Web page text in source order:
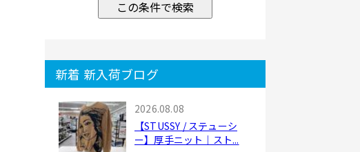
この条件で検索
新着 新入荷ブログ
2026.08.08
【STUSSY / ステューシ
ー】厚手ニット｜スト...